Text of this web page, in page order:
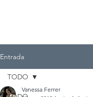
Entrada
TODO
Vanessa Ferrer